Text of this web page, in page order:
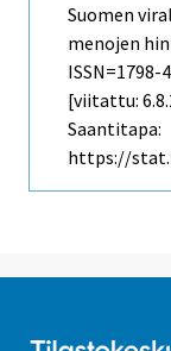
Suomen
menojen
[viitattu:
Saantitapa:
https://